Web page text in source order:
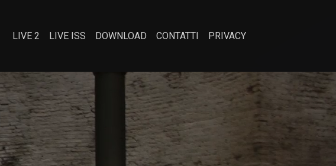
LIVE 2 LIVE ISS DOWNLOAD CONTATTI PRIVACY